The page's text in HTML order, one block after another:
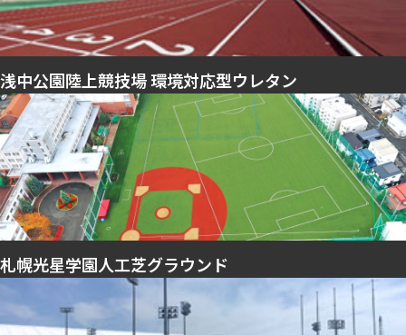
浅中公園陸上競技場 環境対応型ウレタン
札幌光星学園人工芝グラウンド